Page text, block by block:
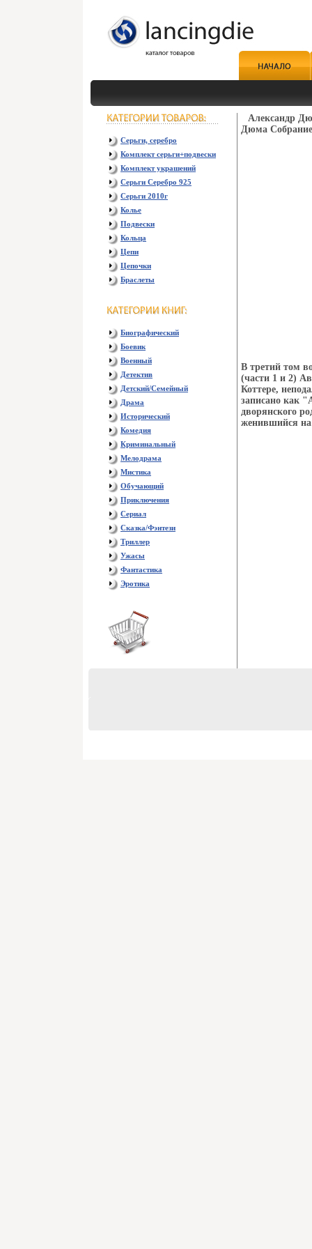
Серьги, серебро
Комплект серьги+подвески
Комплект украшений
Серьги Серебро 925
Серьги 2010г
Колье
Подвески
Кольца
Цепи
Цепочки
Браслеты
Биографический
Боевик
Военный
Детектив
Детский/Семейный
Драма
Исторический
Комедия
Криминальный
Мелодрама
Мистика
Обучающий
Приключения
Сериал
Сказка/Фэнтези
Триллер
Ужасы
Фантастика
Эротика
Александр
Дюма
В третий том
(части 1 и 2)
Коттере,
записано как
дворянского
женившийся